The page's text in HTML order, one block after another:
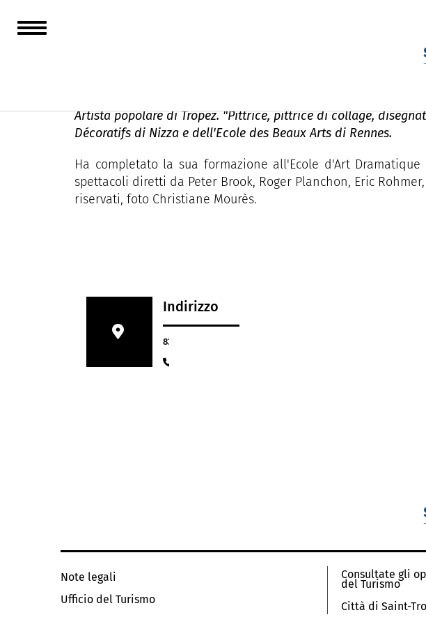
Artista popolare di Tropez. "Pittrice, pittrice di collage,
Décoratifs di Nizza e dell'Ecole des Beaux Arts di Rennes.
Ha completato la sua formazione all'Ecole d'Art
spettacoli diretti da Peter Brook, Roger Planchon, Eric
riservati, foto Christiane Mourès.
Indirizzo
83990 Saint-Tropez
Note legali
Ufficio del Turismo
Consultate gli
del Turismo
Città di Saint-